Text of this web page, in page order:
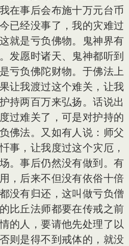
在事后会布施十万元台币
已经没事了，我的灾难过
就是亏负佛物。鬼神界有
发愿时诸天、鬼神都听到
亏负佛陀财物。于佛法上
让我渡过这个难关，让我
持两百万来弘扬。话说出
过难关了，可是对护持的
佛法。又如有人说：师父
事，让我度过这个灾厄，
。事后仍然没有做到。有
，后来不但没有依俗十倍
没有归还，这叫做亏负僧
比丘法师都要在传戒之前
的人，要请他先处理了以
则是得不到戒体的，就没